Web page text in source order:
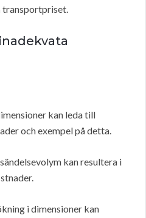
transportpriset.
kan leda till
och exempel på detta.
kan resultera i
i dimensioner kan